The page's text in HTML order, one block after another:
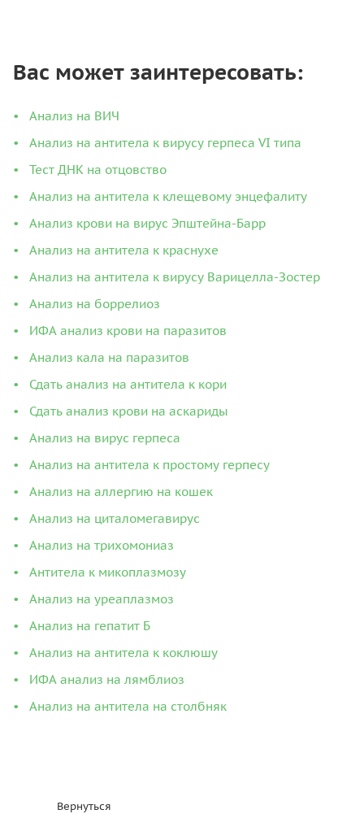
Вас может заинтересовать:
Анализ на ВИЧ
Анализ на антитела к вирусу герпеса VI типа
Тест ДНК на отцовство
Анализ на антитела к клещевому энцефалиту
Анализ крови на вирус Эпштейна-Барр
Анализ на антитела к краснухе
Анализ на антитела к вирусу Варицелла-Зостер
Анализ на боррелиоз
ИФА анализ крови на паразитов
Анализ кала на паразитов
Сдать анализ на антитела к кори
Сдать анализ крови на аскариды
Анализ на вирус герпеса
Анализ на антитела к простому герпесу
Анализ на аллергию на кошек
Анализ на циталомегавирус
Анализ на трихомониаз
Антитела к микоплазмозу
Анализ на уреаплазмоз
Анализ на гепатит Б
Анализ на антитела к коклюшу
ИФА анализ на лямблиоз
Анализ на антитела на столбняк
Вернуться